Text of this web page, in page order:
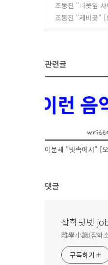
조동진 "나뭇잎
조동진 "제비꽃"
관련글
댓글
잡학닷넷
雜學小識(잡학
구독하기